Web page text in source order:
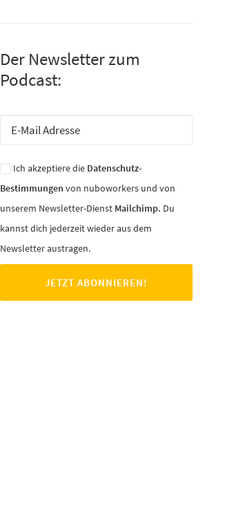
Der Newsletter zum
Podcast:
Ich akzeptiere die Datenschutz-
Bestimmungen von nuboworkers und von
unserem Newsletter-Dienst Mailchimp. Du
kannst dich jederzeit wieder aus dem
Newsletter austragen.